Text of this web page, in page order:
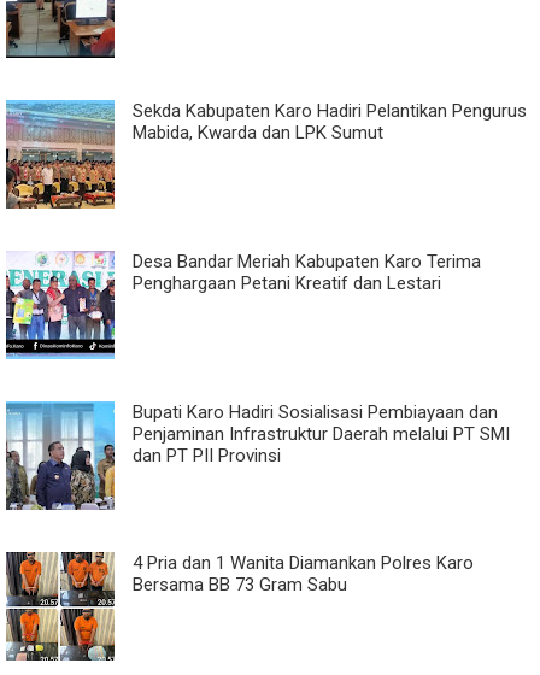
Sekda Kabupaten Karo Hadiri Pelantikan Pengurus
Mabida, Kwarda dan LPK Sumut
Desa Bandar Meriah Kabupaten Karo Terima
Penghargaan Petani Kreatif dan Lestari
Bupati Karo Hadiri Sosialisasi Pembiayaan dan
Penjaminan Infrastruktur Daerah melalui PT SMI
dan PT PII Provinsi
4 Pria dan 1 Wanita Diamankan Polres Karo
Bersama BB 73 Gram Sabu